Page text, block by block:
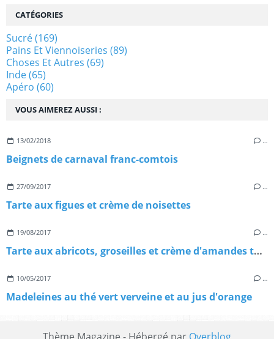
VOUS AIMEREZ AUSSI :
13/02/2018 …
Beignets de carnaval franc-comtois
27/09/2017 …
Tarte aux figues et crème de noisettes
19/08/2017 …
Tarte aux abricots, groseilles et crème d'amandes torréfiées
10/05/2017 …
Madeleines au thé vert verveine et au jus d'orange
CATÉGORIES
Sucré(169)
Pains Et Viennoiseries (89)
Choses Et Autres (69)
Inde(65)
Apéro (60)